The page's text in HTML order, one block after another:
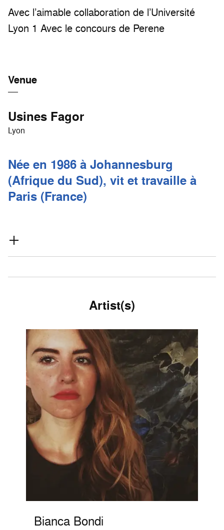
Avec l’aimable collaboration de l’Université
Lyon 1 Avec le concours de Perene
Venue
Usines Fagor
Lyon
Née en 1986 à Johannesburg
(Afrique du Sud), vit et travaille à
Paris (France)
Artist(s)
Bianca Bondi